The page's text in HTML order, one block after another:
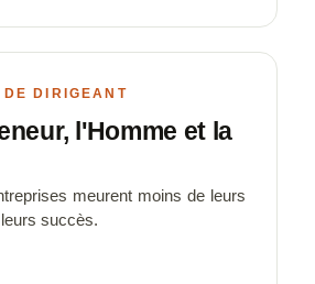
DE DIRIGEANT
l'Homme et la
meurent moins de leurs
succès.